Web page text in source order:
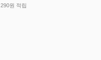
290원 적립